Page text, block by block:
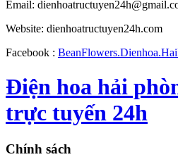
Email:
Website: dienhoatructuyen24h.com
Facebook :
Điện hoa hải
trực tuyến 24h
Chính sách